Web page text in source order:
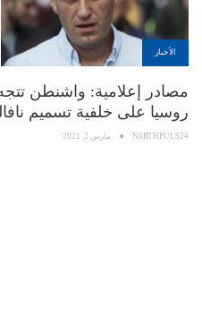
الأخبار
مصادر إعلامية: واشنطن
روسيا على خلفية تسميم
N0RTHPULS24 مارس 2, 2021